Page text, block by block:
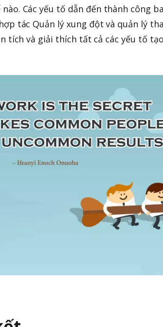
Các yếu tố dẫn đến thành công
tác Quản lý xung đột và quản lý
tích và giải thích tất cả các yếu tố